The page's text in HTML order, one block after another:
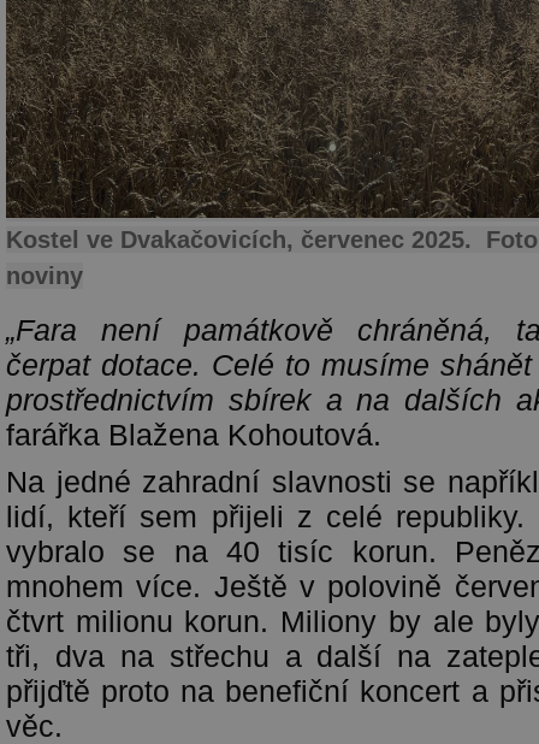
Kostel ve Dvakačovicích, červenec 2025.
noviny
„Fara není památkově chráněná,
čerpat dotace. Celé to musíme
prostřednictvím sbírek a na dalších
farářka Blažena Kohoutová.
Na jedné zahradní slavnosti se
lidí, kteří sem přijeli z celé republiky.
vybralo se na 40 tisíc korun.
mnohem více. Ještě v polovině
čtvrt milionu korun. Miliony by ale
tři, dva na střechu a další na
přijďtě proto na benefiční koncert a
věc.